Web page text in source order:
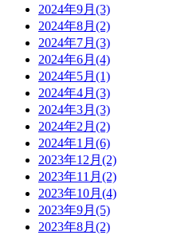
2024年9月(3)
2024年8月(2)
2024年7月(3)
2024年6月(4)
2024年5月(1)
2024年4月(3)
2024年3月(3)
2024年2月(2)
2024年1月(6)
2023年12月(2)
2023年11月(2)
2023年10月(4)
2023年9月(5)
2023年8月(2)